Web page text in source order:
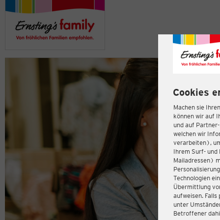
Cookies
Machen sie
können wir auf
und auf
welchen wir
verarbeiten),
Ihrem Surf- und
Mailadressen)
Technologien
Übermittlung
aufweisen.
unter
Betroffener